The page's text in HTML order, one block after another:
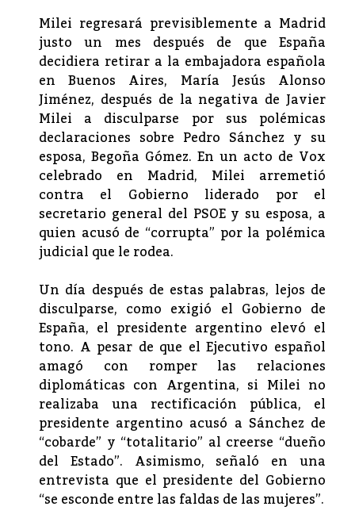
Milei regresará previsiblemente a Madrid
justo un mes después de que España
decidiera retirar a la embajadora española
en Buenos Aires, María Jesús Alonso
Jiménez, después de la negativa de Javier
Milei a disculparse por sus polémicas
declaraciones sobre Pedro Sánchez y su
esposa, Begoña Gómez. En un acto de Vox
celebrado en Madrid, Milei arremetió
contra el Gobierno liderado por el
secretario general del PSOE y su esposa, a
quien acusó de “corrupta” por la polémica
judicial que le rodea.
Un día después de estas palabras, lejos de
disculparse, como exigió el Gobierno de
España, el presidente argentino elevó el
tono. A pesar de que el Ejecutivo español
amagó con romper las relaciones
diplomáticas con Argentina, si Milei no
realizaba una rectificación pública, el
presidente argentino acusó a Sánchez de
“cobarde” y “totalitario” al creerse “dueño
del Estado”. Asimismo, señaló en una
entrevista que el presidente del Gobierno
“se esconde entre las faldas de las mujeres”.